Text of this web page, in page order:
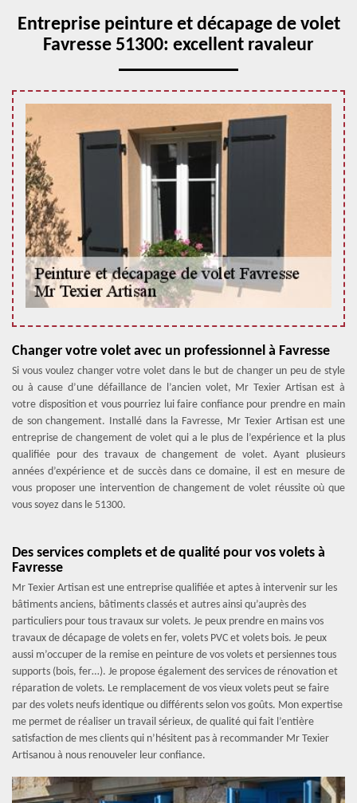
Entreprise peinture et décapage de volet
Favresse 51300: excellent ravaleur
Changer votre volet avec un professionnel à Favresse
Si vous voulez changer votre volet dans le but de changer un peu de style
ou à cause d’une défaillance de l’ancien volet, Mr Texier Artisan est à
votre disposition et vous pourriez lui faire confiance pour prendre en main
de son changement. Installé dans la Favresse, Mr Texier Artisan est une
entreprise de changement de volet qui a le plus de l’expérience et la plus
qualifiée pour des travaux de changement de volet. Ayant plusieurs
années d’expérience et de succès dans ce domaine, il est en mesure de
vous proposer une intervention de changement de volet réussite où que
vous soyez dans le 51300.
Des services complets et de qualité pour vos volets à
Favresse
Mr Texier Artisan est une entreprise qualifiée et aptes à intervenir sur les
bâtiments anciens, bâtiments classés et autres ainsi qu’auprès des
particuliers pour tous travaux sur volets. Je peux prendre en mains vos
travaux de décapage de volets en fer, volets PVC et volets bois. Je peux
aussi m’occuper de la remise en peinture de vos volets et persiennes tous
supports (bois, fer…). Je propose également des services de rénovation et
réparation de volets. Le remplacement de vos vieux volets peut se faire
par des volets neufs identique ou différents selon vos goûts. Mon expertise
me permet de réaliser un travail sérieux, de qualité qui fait l’entière
satisfaction de mes clients qui n’hésitent pas à recommander Mr Texier
Artisanou à nous renouveler leur confiance.